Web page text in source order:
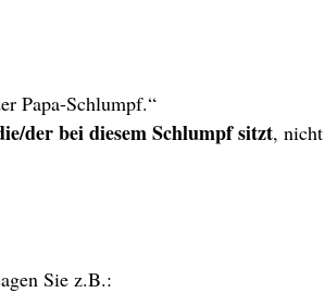
Papa-Schlumpf.“
der bei diesem Schlumpf sitzt, nicht
Sie z.B.: